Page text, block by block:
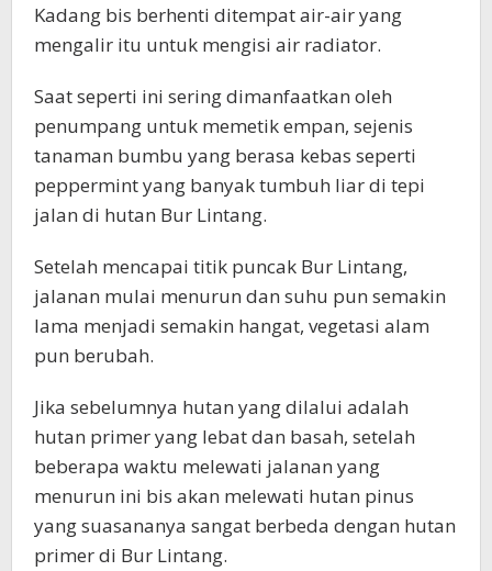
Kadang bis berhenti ditempat air-air yang
mengalir itu untuk mengisi air radiator.
Saat seperti ini sering dimanfaatkan oleh
penumpang untuk memetik empan, sejenis
tanaman bumbu yang berasa kebas seperti
peppermint yang banyak tumbuh liar di tepi
jalan di hutan Bur Lintang.
Setelah mencapai titik puncak Bur Lintang,
jalanan mulai menurun dan suhu pun semakin
lama menjadi semakin hangat, vegetasi alam
pun berubah.
Jika sebelumnya hutan yang dilalui adalah
hutan primer yang lebat dan basah, setelah
beberapa waktu melewati jalanan yang
menurun ini bis akan melewati hutan pinus
yang suasananya sangat berbeda dengan hutan
primer di Bur Lintang.